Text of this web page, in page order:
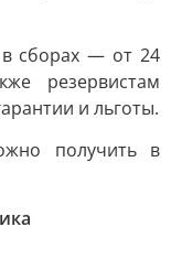
сборах — от 24
резервистам
и льготы.
получить в